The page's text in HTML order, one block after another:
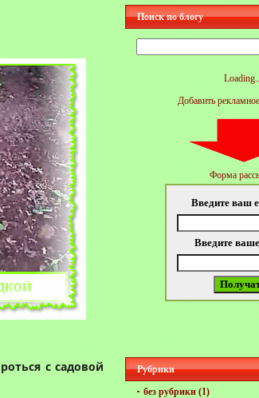
с садовой
Поиск по блогу
Добавить
Форма
Введите ваш
Введите
Рубрики
без рубрики (1)